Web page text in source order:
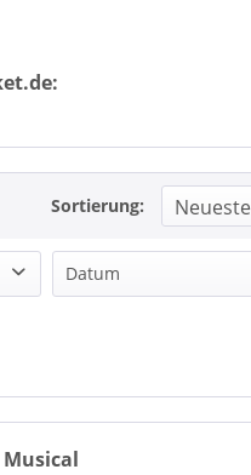
Sortierung:
Datum
Musical